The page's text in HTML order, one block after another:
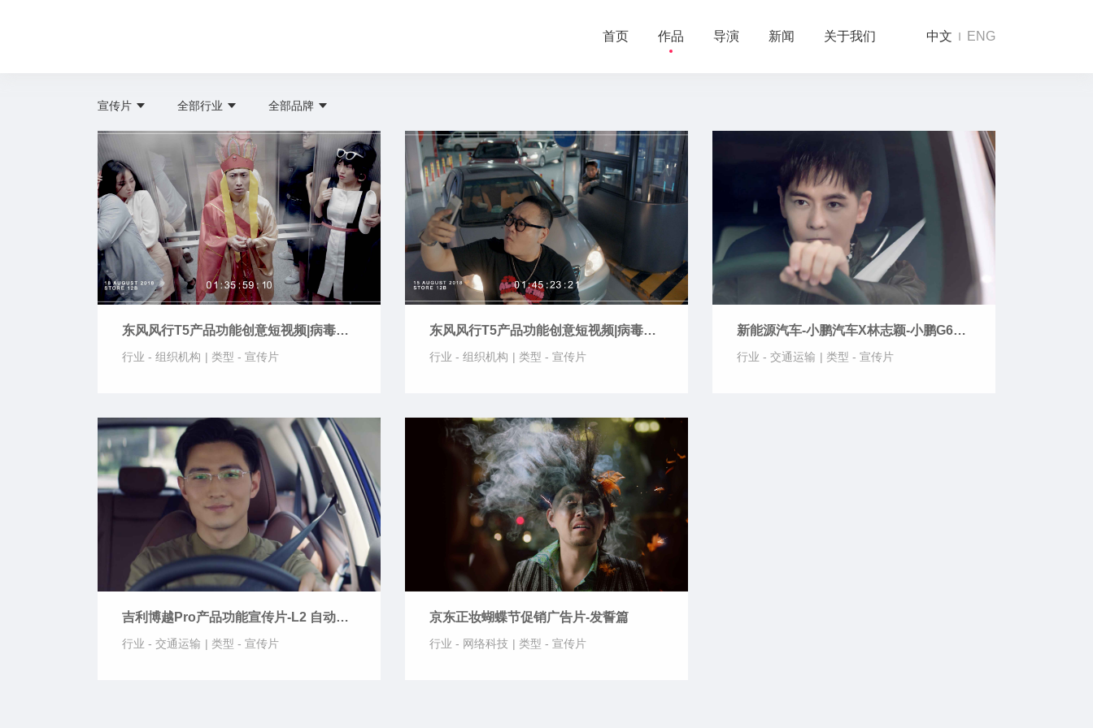
首页 作品 导演 新闻 关于我们 中文 ENG
宣传片 全部行业 全部品牌
东风风行T5产品功能创意短视频|病毒视
频|宣传片-念经篇
行业 - 组织机构 | 类型 - 宣传片
东风风行T5产品功能创意短视频|病毒视
频|宣传片-找找找篇
行业 - 组织机构 | 类型 - 宣传片
新能源汽车-小鹏汽车X林志颖-小鹏G6活
动宣传片-放羊星星致敬版
行业 - 交通运输 | 类型 - 宣传片
吉利博越Pro产品功能宣传片-L2 自动驾
驶
行业 - 交通运输 | 类型 - 宣传片
京东正妆蝴蝶节促销广告片-发誓篇
行业 - 网络科技 | 类型 - 宣传片